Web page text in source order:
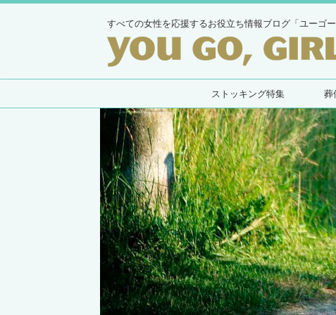
すべての女性を応援するお役立ち情報ブログ「ユーゴー
ストッキング特集 葬